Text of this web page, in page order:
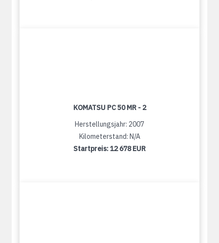
KOMATSU PC 50 MR - 2
Herstellungsjahr: 2007
Kilometerstand: N/A
Startpreis:12 678 EUR